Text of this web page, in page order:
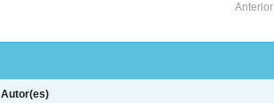
Anterior
Autor(es)